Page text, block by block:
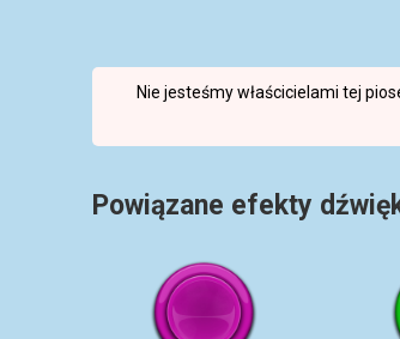
Nie jesteśmy właścicielami tej
Powiązane efekty